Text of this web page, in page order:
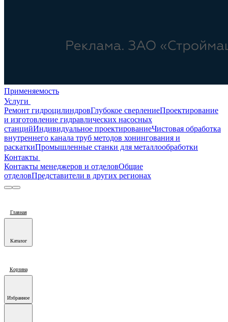
Применяемость
Услуги
Ремонт гидроцилиндровГлубокое сверлениеПроектирование
и изготовление гидравлических насосных
станцийИндивидуальное проектированиеЧистовая обработка
внутреннего канала труб методов хонингования и
раскаткиПромышленные станки для металлообработки
Контакты
Контакты менеджеров и отделовОбщие
отделовПредставители в других регионах
Главная
Каталог
Корзина
Избранное